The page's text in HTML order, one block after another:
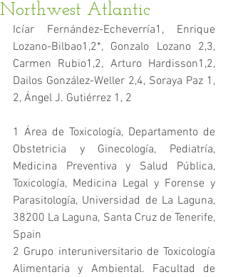
Northwest Atlantic
Icíar Fernández-Echeverría1, Enrique
Lozano-Bilbao1,2*, Gonzalo Lozano 2,3,
Carmen Rubio1,2, Arturo Hardisson1,2,
Dailos González-Weller 2,4, Soraya Paz 1,
2, Ángel J. Gutiérrez 1, 2
1 Área de Toxicología, Departamento de
Obstetricia y Ginecología, Pediatría,
Medicina Preventiva y Salud Pública,
Toxicología, Medicina Legal y Forense y
Parasitología, Universidad de La Laguna,
38200 La Laguna, Santa Cruz de Tenerife,
Spain
2 Grupo interuniversitario de Toxicología
Alimentaria y Ambiental. Facultad de